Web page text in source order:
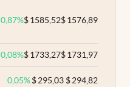
0,87%$1585,52$1576,89
0,08%$1733,27$1731,97
0,05% $295,03 $294,82